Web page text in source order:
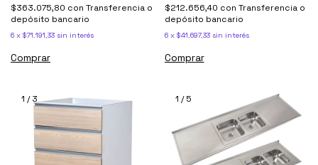
$363.075,80 con Transferencia o
depósito bancario
6 x $71.191,33 sin interés
Comprar
$212.656,40 con Transferencia o
depósito bancario
6 x $41.697,33 sin interés
Comprar
1 /3 1 /5